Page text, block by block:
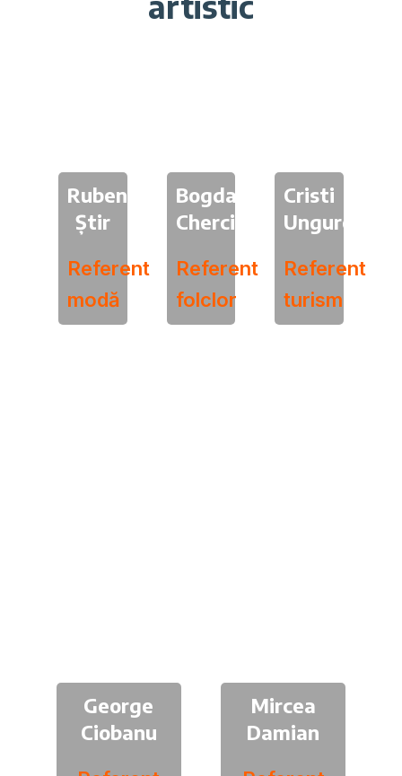
Ruben
Știr
Referent
modă
Bogdan
Cherciu
Referent
folclor
Cristi
Ungureanu
Referent
turism
George
Ciobanu
Mircea
Damian